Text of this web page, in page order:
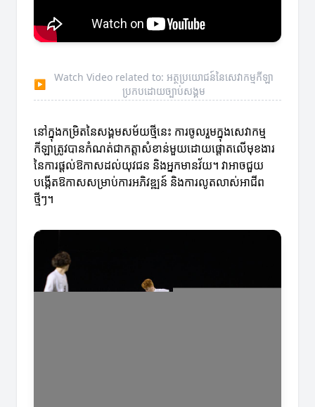
▶
Watch Video related to: អត្ថប្រយោជន៍នៃសេវាកម្មកីឡា
ប្រកបដោយច្បាប់សង្គម
នៅក្នុងកម្រិតនៃសង្គមសម័យថ្មីនេះ ការចូលរួមក្នុងសេវាកម្ម
កីឡាត្រូវបានកំណត់ជាកត្តាសំខាន់មួយដោយផ្តោតលើមុខងារ
នៃការផ្តល់ឱកាសដល់យុវជន និងអ្នកមានវ័យ។ វាអាចជួយ
បង្កើតឱកាសសម្រាប់ការអភិវឌ្ឍន៍ និងការលូតលាស់អាជីព
ថ្មីៗ។